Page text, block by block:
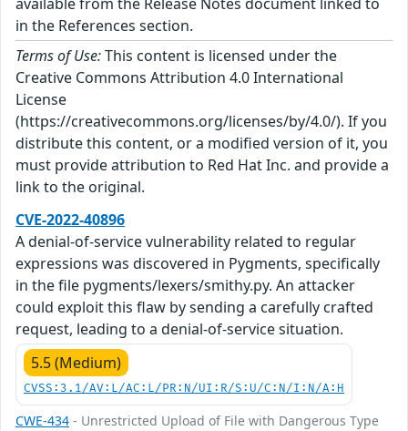
in the References section.
Terms of Use:This content is licensed under the
Creative Commons Attribution 4.0 International
License
(https://creativecommons.org/licenses/by/4.0/). If you
distribute this content, or a modified version of it, you
must provide attribution to Red Hat Inc. and provide a
link to the original.
CVE-2022-40896
A denial-of-service vulnerability related to regular
expressions was discovered in Pygments, specifically
in the file pygments/lexers/smithy.py. An attacker
could exploit this flaw by sending a carefully crafted
request, leading to a denial-of-service situation.
5.5 (Medium)
CVSS:3.1/AV:L/AC:L/PR:N/UI:R/S:U/C:N/I:N/A:H
CWE-434 - Unrestricted Upload of File with Dangerous Type